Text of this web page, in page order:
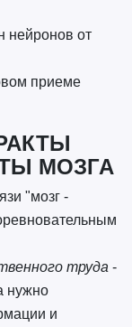
нейронов от
приеме
МОЗГА
"мозг -
труда-
нужно
и